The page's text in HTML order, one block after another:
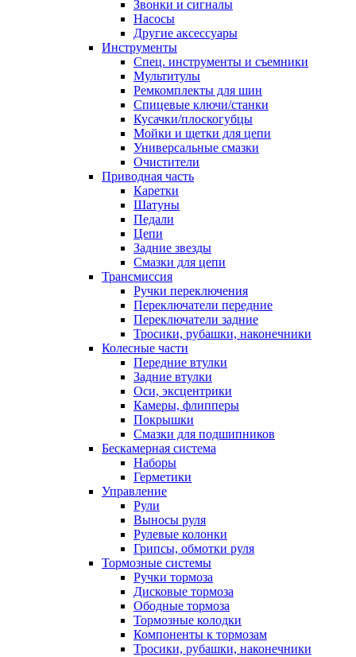
Звонки и сигналы
Насосы
Другие аксессуары
Инструменты
Спец. инструменты и съемники
Мультитулы
Ремкомплекты для шин
Спицевые ключи/станки
Кусачки/плоскогубцы
Мойки и щетки для цепи
Универсальные смазки
Очистители
Приводная часть
Каретки
Шатуны
Педали
Цепи
Задние звезды
Смазки для цепи
Трансмиссия
Ручки переключения
Переключатели передние
Переключатели задние
Тросики, рубашки, наконечники
Колесные части
Передние втулки
Задние втулки
Оси, эксцентрики
Камеры, флипперы
Покрышки
Смазки для подшипников
Бескамерная система
Наборы
Герметики
Управление
Рули
Выносы руля
Рулевые колонки
Грипсы, обмотки руля
Тормозные системы
Ручки тормоза
Дисковые тормоза
Ободные тормоза
Тормозные колодки
Компоненты к тормозам
Тросики, рубашки, наконечники